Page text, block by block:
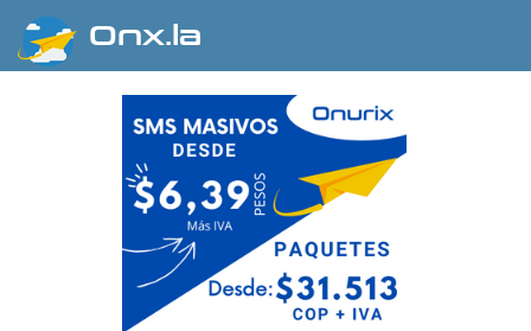
Onx.la